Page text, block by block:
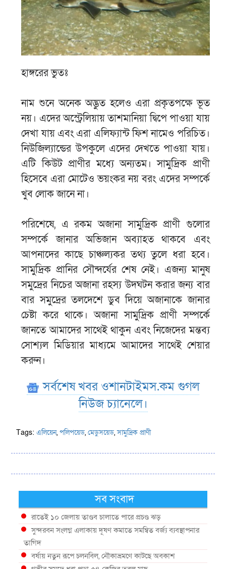
হাঙ্গরের ভুতঃ
নাম শুনে অনেক অদ্ভুত হলেও এরা প্রকৃতপক্ষে ভূত
নয়। এদের অস্ট্রেলিয়ায় তাশমানিয়া দ্বিপে পাওয়া যায়
দেখা যায় এবং এরা এলিফ্যান্ট ফিশ নামেও পরিচিত।
নিউজিল্যান্ডের উপকুলে এদের দেখতে পাওয়া যায়।
এটি কিউট প্রাণীর মধ্যে অন্যতম। সামুদ্রিক প্রাণী
হিসেবে এরা মোটেও ভয়ংকর নয় বরং এদের সম্পর্কে
খুব লোক জানে না।
পরিশেষে, এ রকম অজানা সামুদ্রিক প্রাণী গুলোর
সম্পর্কে জানার অভিজান অব্যাহত থাকবে এবং
আপনাদের কাছে চাঞ্চল্যকর তথ্য তুলে ধরা হবে।
সামুদ্রিক প্রানির সৌন্দর্যের শেষ নেই। এজন্য মানুষ
সমুদ্রের নিচের অজানা রহস্য উদঘটন করার জন্য বার
বার সমুদ্রের তলদেশে ডুব দিয়ে অজানাকে জানার
চেষ্টা করে থাকে। অজানা সামুদ্রিক প্রাণী সম্পর্কে
জানতে আমাদের সাথেই থাকুন এবং নিজেদের মন্তব্য
সোশ্যল মিডিয়ার মাধ্যমে আমাদের সাথেই শেয়ার
করুন।
সর্বশেষ খবর ওশানটাইমস.কম গুগল
নিউজ চ্যানেলে।
Tags:এলিয়েন,পলিপয়েড,মেডুসয়েড,সামুদ্রিক প্রাণী
সব সংবাদ
রাতেই ১০ জেলায় তাণ্ডব চালাতে পারে প্রচণ্ড ঝড়
সুন্দরবন সংলগ্ন এলাকায় দূষণ কমাতে সমন্বিত বর্জ্য ব্যবস্থাপনার
তাগিদ
বর্ষায় নতুন রূপে চলনবিল, নৌকাভ্রমণে কাটছে অবকাশ